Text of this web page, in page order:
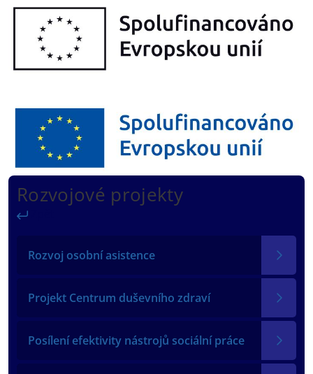
Rozvojové projekty
Rozvoj osobní asistence
Projekt Centrum duševního zdraví
Posílení efektivity nástrojů sociální práce